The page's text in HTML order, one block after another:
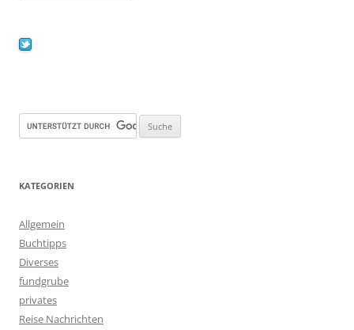
KATEGORIEN
Allgemein
Buchtipps
Diverses
fundgrube
privates
Reise Nachrichten